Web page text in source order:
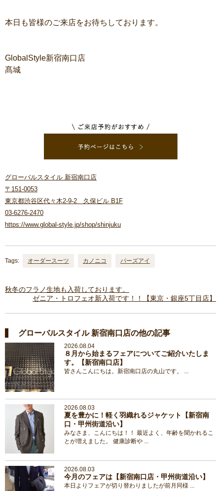
本日も皆様のご来店をお待ちしております。
GlobalStyle新宿南口店
髙城
グローバルスタイル 新宿南口店
〒151-0053
東京都渋谷区代々木2-9-2 久保ビル B1F
03-6276-2470
https://www.global-style.jp/shop/shinjuku
Tags: オーダースーツ カノニコ バーズアイ
秋冬のフラノ生地も入荷しております。
ゼニア・トロフェオ新入荷です！！【東京・銀座5丁目店】
グローバルスタイル 新宿南口店の他の記事
2026.08.04
８月から始まるフェアについてご紹介いたしま
す。【新宿南口店】
皆さんこんにちは。新宿南口店の丸山です。 ...
2026.08.03
夏を豊かに！軽く羽織れるジャケット【新宿南
口・甲州街道沿い】
みなさま、こんにちは！！ 最近よく、年齢を聞かれるこ
とが増えました。 健康診断や ...
2026.08.03
今月のフェアは【新宿南口店・甲州街道沿い】
本日よりフェアが切り替わりましたが前月同様 ...